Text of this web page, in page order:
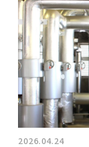
2026.04.24